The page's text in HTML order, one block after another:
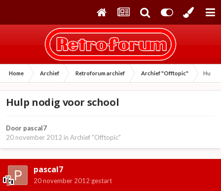
Home Archief Retroforum archief Archief "Offtopic" Hulp
Hulp nodig voor school
Door pascal7
20 november 2012 in Archief "Offtopic"
pascal7
20 november 2012 gestart